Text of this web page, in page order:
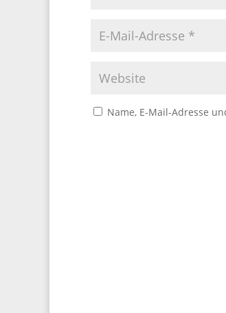
Name, E-Mail-Adresse